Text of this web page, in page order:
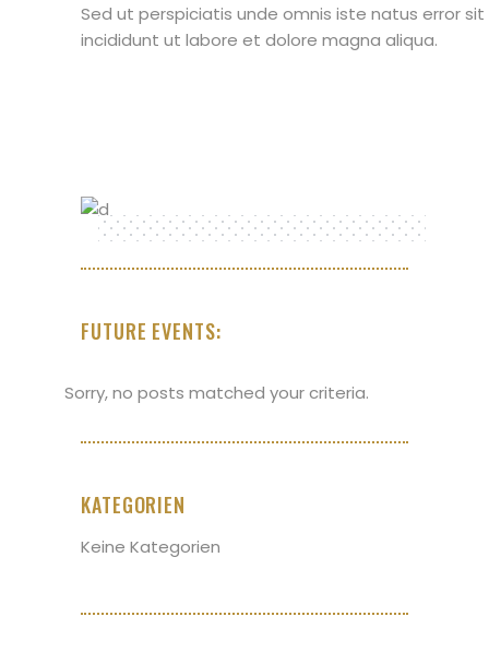
Sed ut perspiciatis unde omnis iste natus error
incididunt ut labore et dolore magna aliqua.
FUTURE EVENTS:
Sorry, no posts matched your criteria.
KATEGORIEN
Keine Kategorien